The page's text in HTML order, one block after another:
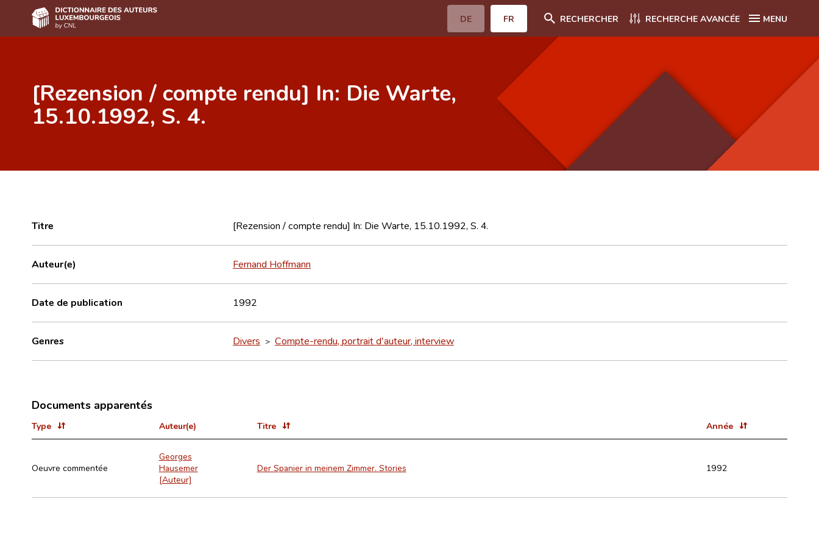
DE FR RECHERCHER RECHERCHE AVANCÉE MENU
Auteur(e)s A-Z
Recherche avancée
[Rezension / compte rendu] In: Die Warte,
15.10.1992, S. 4.
Titre [Rezension / compte rendu] In: Die Warte, 15.10.1992, S. 4.
Auteur(e) Fernand Hoffmann
Date de publication 1992
Genres Divers > Compte-rendu, portrait d'auteur, interview
Documents apparentés
Type Auteur(e) Titre Année
Oeuvre commentée
Georges
Hausemer
[Auteur]
Der Spanier in meinem Zimmer. Stories 1992